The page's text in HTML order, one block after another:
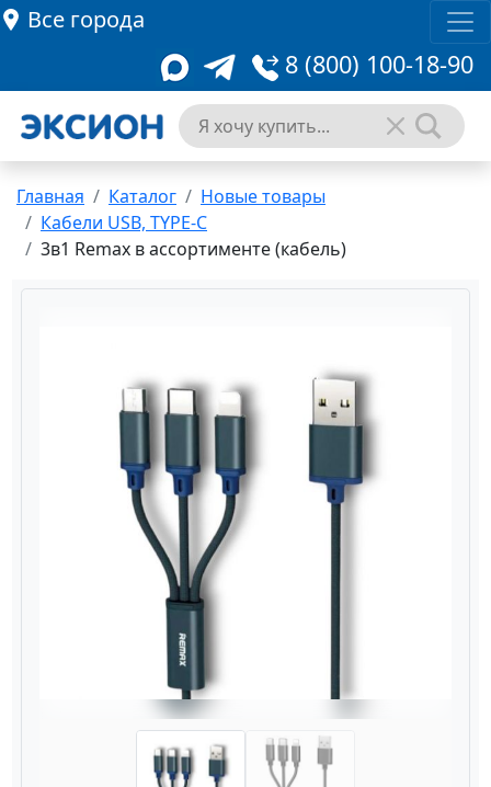
Все города
8 (800) 100-18-90
Главная Каталог
Новые товары
Кабели USB, TYPE-C
3в1 Remax в ассортименте (кабель)